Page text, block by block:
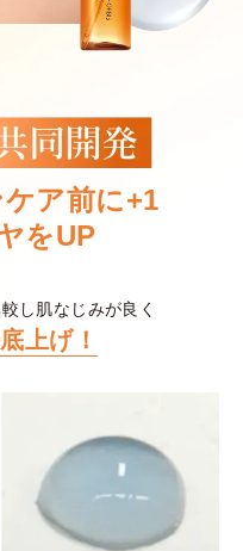
ア前に+1
をUP
し肌なじみが良く
上げ！